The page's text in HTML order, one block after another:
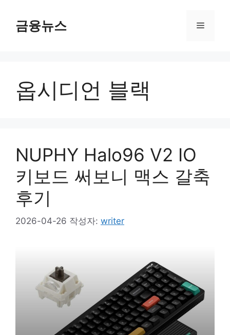
금융뉴스 메
옵시디언 블랙
NUPHY Halo96 V2 IO
키보드 써보니 맥스 갈축
후기
2026-04-26 작성자: writer